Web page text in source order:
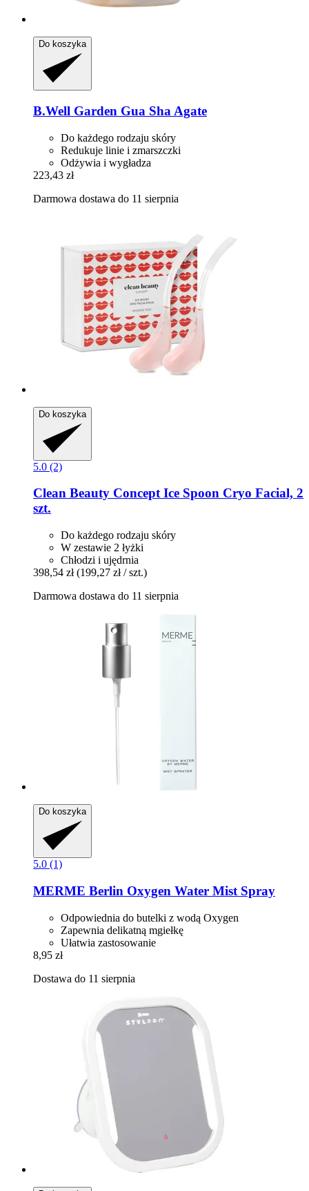
Do koszyka
B.Well Garden Gua Sha Agate
Do każdego rodzaju skóry
Redukuje linie i zmarszczki
Odżywia i wygładza
223,43 zł
Darmowa dostawa do 11 sierpnia
Do koszyka
5.0 (2)
Clean Beauty ConceptIce Spoon Cryo Facial, 2
szt.
Do każdego rodzaju skóry
W zestawie 2 łyżki
Chłodzi i ujędrnia
398,54 zł (199,27 zł / szt.)
Darmowa dostawa do 11 sierpnia
Do koszyka
5.0 (1)
MERME Berlin Oxygen Water Mist Spray
Odpowiednia do butelki z wodą Oxygen
Zapewnia delikatną mgiełkę
Ułatwia zastosowanie
8,95 zł
Dostawa do 11 sierpnia